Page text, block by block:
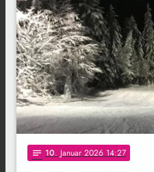
notes 10. Januar 2026 14:27